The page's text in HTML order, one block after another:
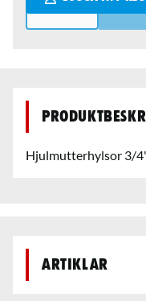
Hjulmutterhylsor 3/
Artiklar